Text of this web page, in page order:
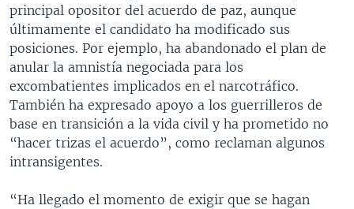
principal opositor del acuerdo de paz, aunque
últimamente el candidato ha modificado sus
posiciones. Por ejemplo, ha abandonado el plan de
anular la amnistía negociada para los
excombatientes implicados en el narcotráfico.
También ha expresado apoyo a los guerrilleros de
base en transición a la vida civil y ha prometido no
“hacer trizas el acuerdo”, como reclaman algunos
intransigentes.
“Ha llegado el momento de exigir que se hagan